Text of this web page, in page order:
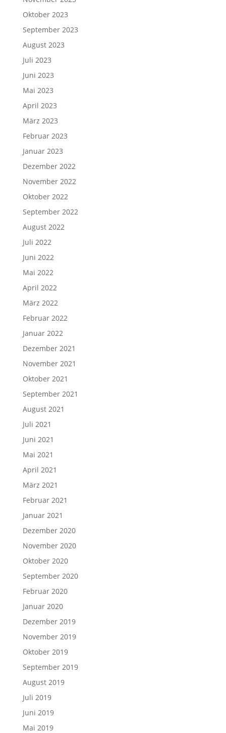
Oktober 2023
September 2023
August 2023
Juli 2023
Juni 2023
Mai 2023
April 2023
März 2023
Februar 2023
Januar 2023
Dezember 2022
November 2022
Oktober 2022
September 2022
August 2022
Juli 2022
Juni 2022
Mai 2022
April 2022
März 2022
Februar 2022
Januar 2022
Dezember 2021
November 2021
Oktober 2021
September 2021
August 2021
Juli 2021
Juni 2021
Mai 2021
April 2021
März 2021
Februar 2021
Januar 2021
Dezember 2020
November 2020
Oktober 2020
September 2020
Februar 2020
Januar 2020
Dezember 2019
November 2019
Oktober 2019
September 2019
August 2019
Juli 2019
Juni 2019
Mai 2019